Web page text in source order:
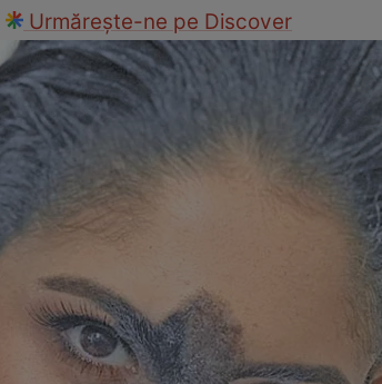
Urmărește-ne pe Discover